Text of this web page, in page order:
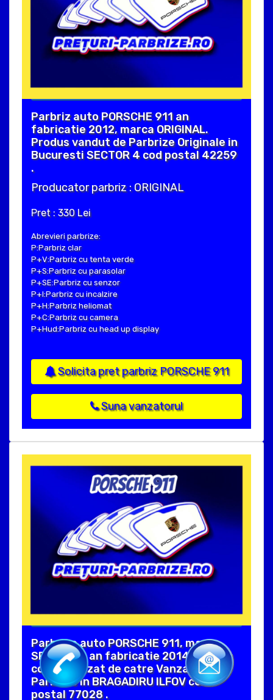
Parbriz auto PORSCHE 911 an
fabricatie 2012, marca ORIGINAL.
Produs vandut de Parbrize Originale in
Bucuresti SECTOR 4 cod postal 42259
.
Producator parbriz : ORIGINAL
Pret : 330 Lei
Abrevieri parbrize:
P:Parbriz clar
P+V:Parbriz cu tenta verde
P+S:Parbriz cu parasolar
P+SE:Parbriz cu senzor
P+I:Parbriz cu incalzire
P+H:Parbriz heliomat
P+C:Parbriz cu camera
P+Hud:Parbriz cu head up display
Solicita pret parbriz PORSCHE 911
Suna vanzatorul
Parbrize auto PORSCHE 911, marca
SPLINTEX, an fabricatie 2014. Produs
comercializat de catre Vanzari
Parbrize in BRAGADIRU ILFOV cod
postal 77028 .